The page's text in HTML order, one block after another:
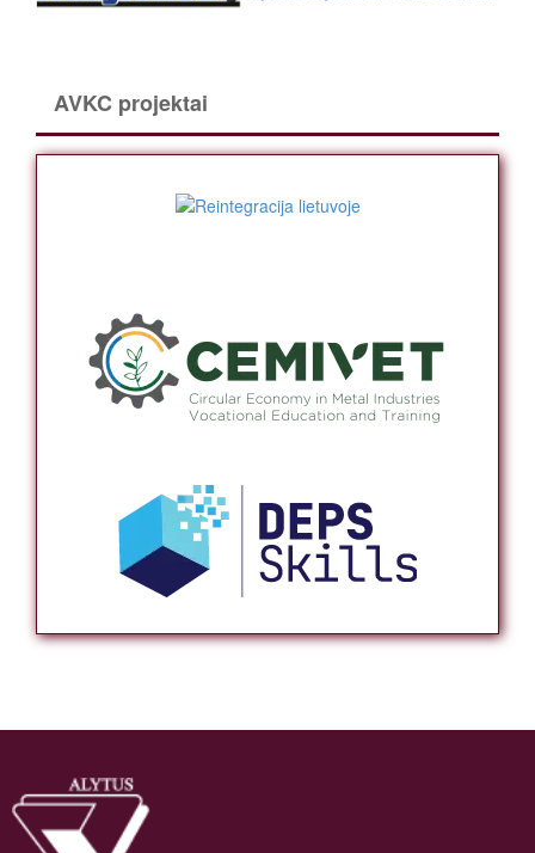
AVKC projektai